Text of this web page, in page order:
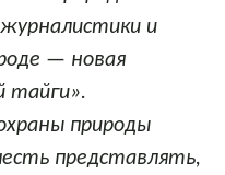
и
— новая
тайги».
природы
представлять,